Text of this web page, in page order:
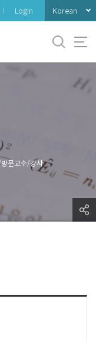
Login Korean
문교수/강사